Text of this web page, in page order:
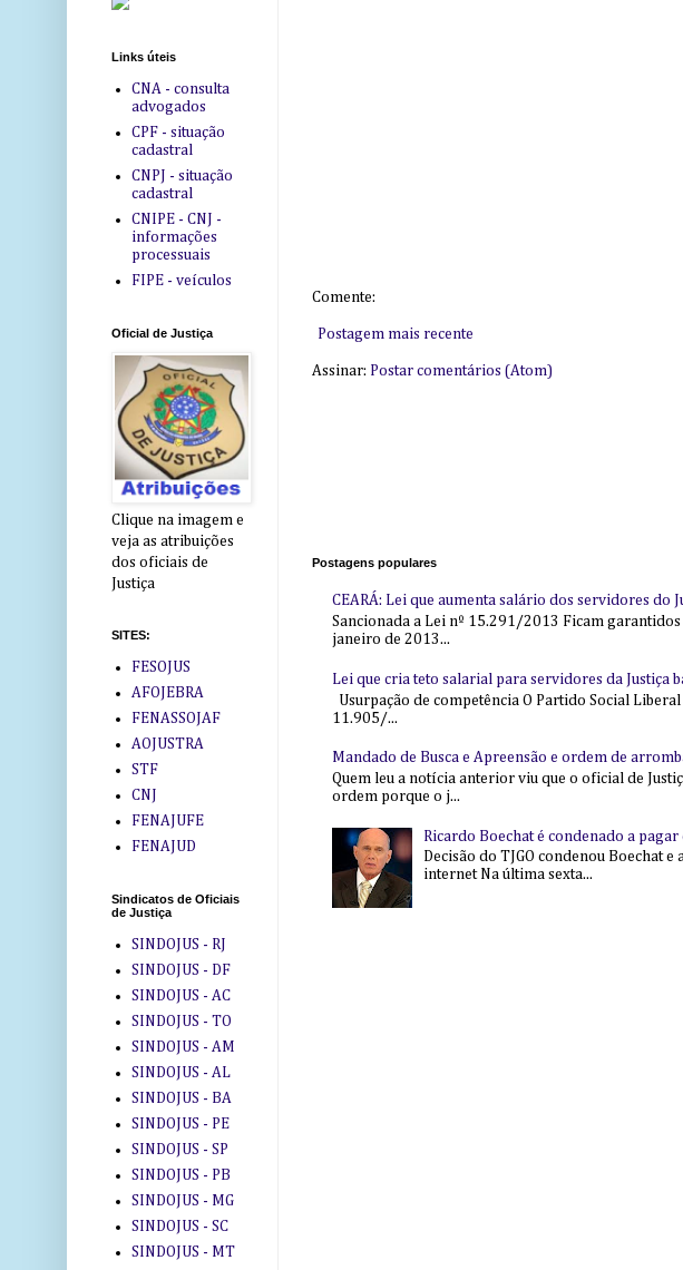
Comente:
Postagem mais recente
Assinar: Postar comentários (Atom)
Postagens populares
CEARÁ: Lei que aumenta salário dos servidores do
Sancionada a Lei nº 15.291/2013 Ficam
janeiro de 2013...
Lei que cria teto salarial para servidores da Justiça
Usurpação de competência O Partido Social
11.905/...
Mandado de Busca e Apreensão e ordem de
Quem leu a notícia anterior viu que o oficial de
ordem porque o j...
Ricardo Boechat é condenado a
Decisão do TJGO condenou Boechat
internet Na última sexta...
Links úteis
CNA - consulta
advogados
CPF - situação
cadastral
CNPJ - situação
cadastral
CNIPE - CNJ -
informações
processuais
FIPE - veículos
Oficial de Justiça
Clique na imagem e
veja as atribuições
dos oficiais de
Justiça
SITES:
FESOJUS
AFOJEBRA
FENASSOJAF
AOJUSTRA
STF
CNJ
FENAJUFE
FENAJUD
Sindicatos de Oficiais
de Justiça
SINDOJUS - RJ
SINDOJUS - DF
SINDOJUS - AC
SINDOJUS - TO
SINDOJUS - AM
SINDOJUS - AL
SINDOJUS - BA
SINDOJUS - PE
SINDOJUS - SP
SINDOJUS - PB
SINDOJUS - MG
SINDOJUS - SC
SINDOJUS - MT